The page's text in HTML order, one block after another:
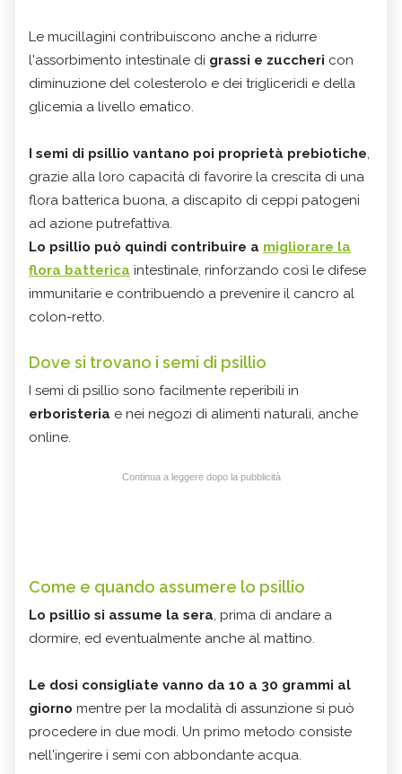
Le mucillagini contribuiscono anche a ridurre
l'assorbimento intestinale di grassi e zuccheri con
diminuzione del colesterolo e dei trigliceridi e della
glicemia a livello ematico.
I semi di psillio vantano poi proprietà prebiotiche,
grazie alla loro capacità di favorire la crescita di una
flora batterica buona, a discapito di ceppi patogeni
ad azione putrefattiva.
Lo psillio può quindi contribuire a migliorare la
flora batterica intestinale, rinforzando così le difese
immunitarie e contribuendo a prevenire il cancro al
colon-retto.
Dove si trovano i semi di psillio
I semi di psillio sono facilmente reperibili in
erboristeria e nei negozi di alimenti naturali, anche
online.
Continua a leggere dopo la pubblicità
Come e quando assumere lo psillio
Lo psillio si assume la sera, prima di andare a
dormire, ed eventualmente anche al mattino.
Le dosi consigliate vanno da 10 a 30 grammi al
giorno mentre per la modalità di assunzione si può
procedere in due modi. Un primo metodo consiste
nell'ingerire i semi con abbondante acqua.